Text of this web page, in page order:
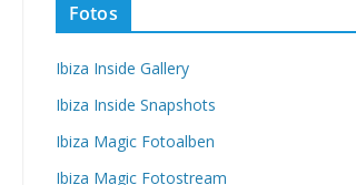
Fotos
Ibiza Inside Gallery
Ibiza Inside Snapshots
Ibiza Magic Fotoalben
Ibiza Magic Fotostream